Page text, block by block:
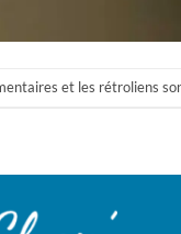
et les rétroliens